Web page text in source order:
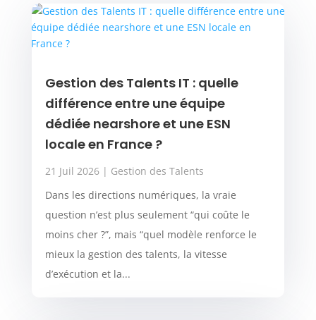
Gestion des Talents IT : quelle
différence entre une équipe
dédiée nearshore et une ESN
locale en France ?
21 Juil 2026| Gestion des Talents
Dans les directions numériques, la vraie
question n’est plus seulement “qui coûte le
moins cher ?”, mais “quel modèle renforce le
mieux la gestion des talents, la vitesse
d’exécution et la...